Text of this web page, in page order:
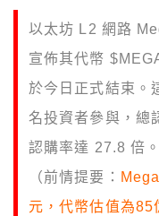
以太坊 L2 網路
宣佈其代幣
於今日正式結束。
名投資者參與，總
認購率達 27.8 倍。
（前情提要：
元，代幣估值為85